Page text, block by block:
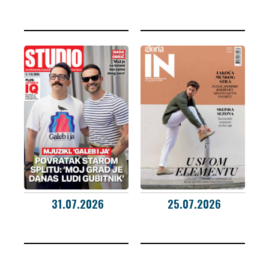
31.07.2026 25.07.2026